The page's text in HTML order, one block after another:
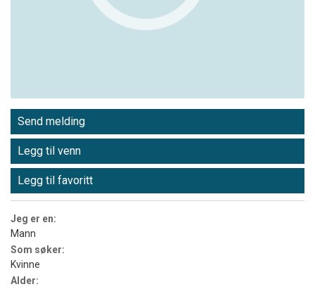
Send melding
Legg til venn
Legg til favoritt
Jeg er en:
Mann
Som søker:
Kvinne
Alder: